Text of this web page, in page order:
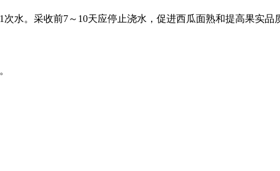
水。采收前7～10天应停止浇水，促进西瓜面熟和提高果实品